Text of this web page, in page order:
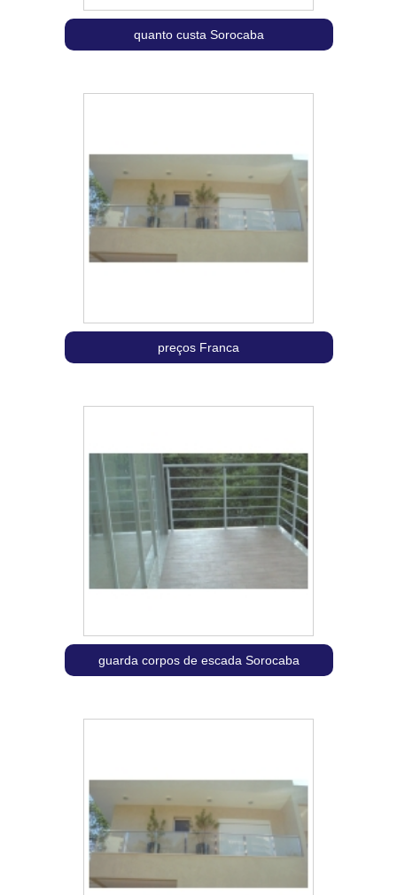
quanto custa Sorocaba
preços Franca
guarda corpos de escada Sorocaba